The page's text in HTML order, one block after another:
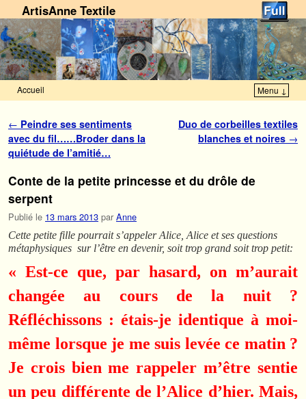
ArtisAnne Textile
Accueil Menu ↓
Navigation des articles
← Peindre ses sentiments
avec du fil……Broder dans la
quiétude de l’amitié…
Duo de corbeilles textiles
blanches et noires →
Conte de la petite princesse et du drôle de
serpent
Publié le 13 mars 2013 par Anne
Cette petite fille pourrait s’appeler Alice, Alice et ses questions
métaphysiques sur l’être en devenir, soit trop grand soit trop petit:
« Est-ce que, par hasard, on m’aurait
changée au cours de la nuit ?
Réfléchissons : étais-je identique à moi-
même lorsque je me suis levée ce matin ?
Je crois bien me rappeler m’être sentie
un peu différente de l’Alice d’hier. Mais,